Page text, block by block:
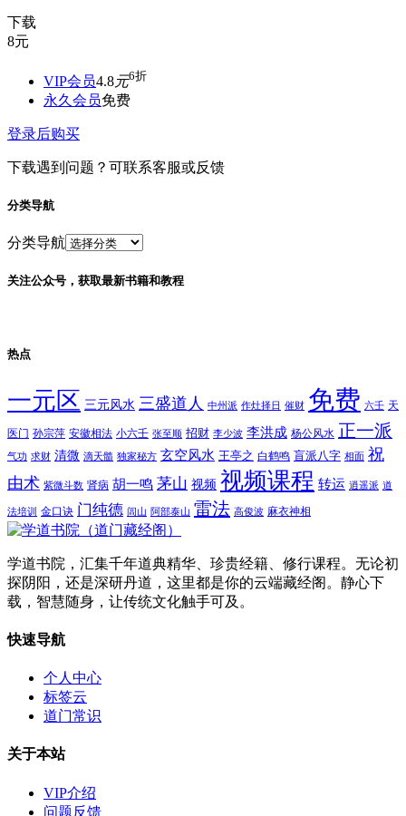
下载
8元
VIP会员4.8元6折
永久会员免费
登录后购买
下载遇到问题？可联系客服或反馈
分类导航
分类导航
关注公众号，获取最新书籍和教程
热点
一元区 三元风水 三盛道人 中州派 作灶择日 催财 免费 六壬 天
医门 孙宗萍 安徽相法 小六壬 张至顺 招财 李少波 李洪成 杨公风水 正一派
气功 求财 清微 滴天髓 独家秘方 玄空风水 王亭之 白鹤鸣 盲派八字 相面 祝
由术 紫微斗数 肾病 胡一鸣 茅山 视频 视频课程 转运 逍遥派 道
法培训 金口诀 门纯德 闾山 阿部泰山 雷法 高俊波 麻衣神相
学道书院，汇集千年道典精华、珍贵经籍、修行课程。无论初
探阴阳，还是深研丹道，这里都是你的云端藏经阁。静心下
载，智慧随身，让传统文化触手可及。
快速导航
个人中心
标签云
道门常识
关于本站
VIP介绍
问题反馈